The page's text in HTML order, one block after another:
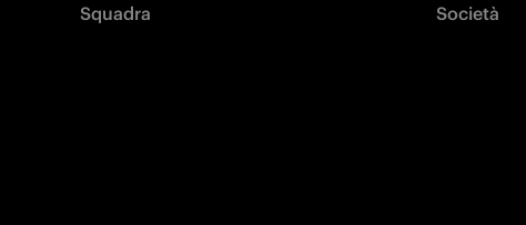
Squadra Società